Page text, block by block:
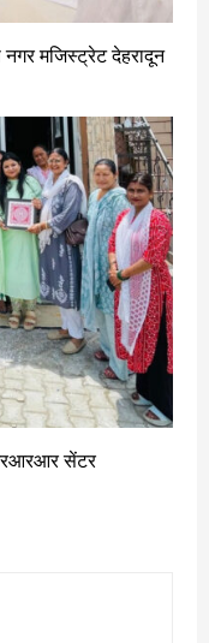
मजिस्ट्रेट देहरादून
सेंटर